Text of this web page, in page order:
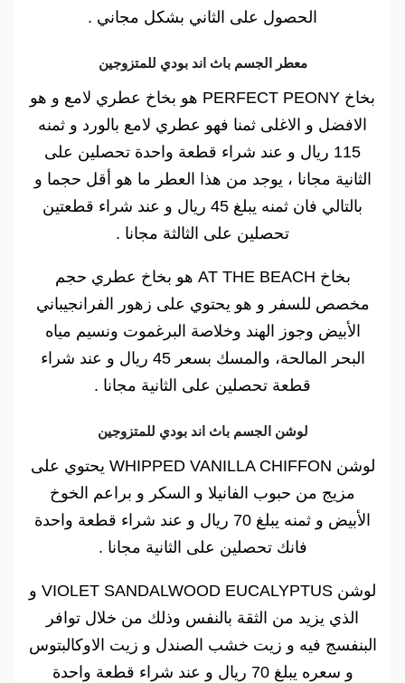
الحصول على الثاني بشكل مجاني .
معطر الجسم باث اند بودي للمتزوجين
بخاخ PERFECT PEONY هو بخاخ عطري لامع و هو
الافضل و الاغلى ثمنا فهو عطري لامع بالورد و ثمنه
115 ريال و عند شراء قطعة واحدة تحصلين على
الثانية مجانا ، يوجد من هذا العطر ما هو أقل حجما و
بالتالي فان ثمنه يبلغ 45 ريال و عند شراء قطعتين
تحصلين على الثالثة مجانا .
بخاخ AT THE BEACH هو بخاخ عطري حجم
مخصص للسفر و هو يحتوي على زهور الفرانجيباني
الأبيض وجوز الهند وخلاصة البرغموت ونسيم مياه
البحر المالحة، والمسك بسعر 45 ريال و عند شراء
قطعة تحصلين على الثانية مجانا .
لوشن الجسم باث اند بودي للمتزوجين
لوشن WHIPPED VANILLA CHIFFON يحتوي على
مزيج من حبوب الفانيلا و السكر و براعم الخوخ
الأبيض و ثمنه يبلغ 70 ريال و عند شراء قطعة واحدة
فانك تحصلين على الثانية مجانا .
لوشن VIOLET SANDALWOOD EUCALYPTUS و
الذي يزيد من الثقة بالنفس وذلك من خلال توافر
البنفسج فيه و زيت خشب الصندل و زيت الاوكالبتوس
و سعره يبلغ 70 ريال و عند شراء قطعة واحدة